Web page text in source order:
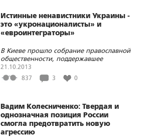
Истинные ненавистники Украины -
это «укронационалисты» и
«евроинтеграторы»
В Киеве прошло собрание православной
общественности, поддержавшее
единство Русского міра и осудившее
курс на «евроинтеграцию»
21.10.2013
837
3 0
Вадим Колесниченко: Твердая и
однозначная позиция России
смогла предотвратить новую
агрессию